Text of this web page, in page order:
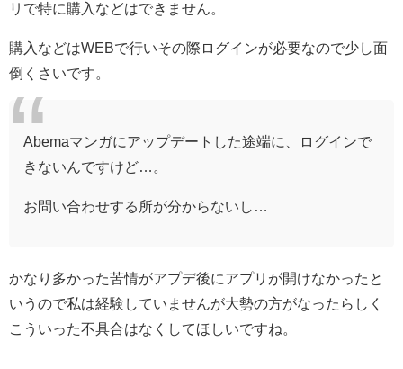
リで特に購入などはできません。
購入などはWEBで行いその際ログインが必要なので少し面
倒くさいです。
Abemaマンガにアップデートした途端に、ログインで
きないんですけど…。
お問い合わせする所が分からないし…
かなり多かった苦情がアプデ後にアプリが開けなかったと
いうので私は経験していませんが大勢の方がなったらしく
こういった不具合はなくしてほしいですね。